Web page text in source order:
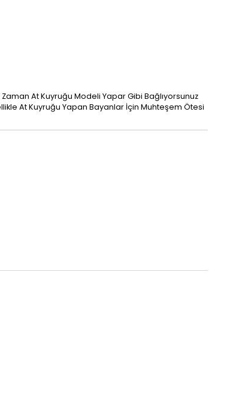
Zaman At Kuyruğu Modeli Yapar Gibi Bağlıyorsunuz
At Kuyruğu Yapan Bayanlar İçin Muhteşem Ötesi